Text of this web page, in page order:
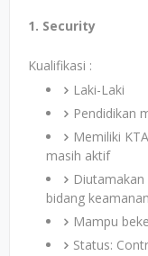
1. Security
Kualifikasi :
Laki-Laki
Pendidikan
Memiliki
masih aktif
bidang keamanan
Mampu
Status: